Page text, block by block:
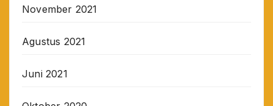
November 2021
Agustus 2021
Juni 2021